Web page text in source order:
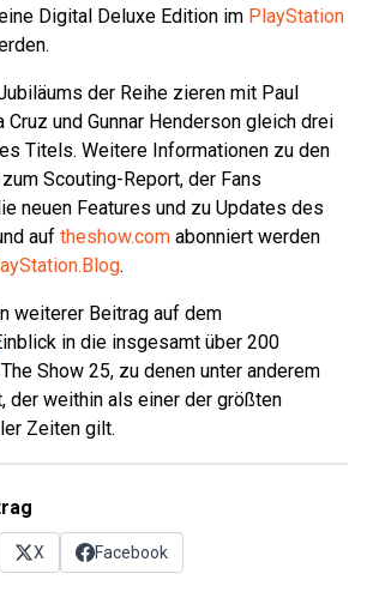
Digital Deluxe Edition im PlayStation
der Reihe zieren mit Paul
Cruz und Gunnar Henderson gleich drei
Titels. Weitere Informationen zu den
Scouting-Report, der Fans
neuen Features und zu Updates des
auf theshow.com abonniert werden
. ​ ​
weiterer Beitrag auf dem
in die insgesamt über 200
Show 25, zu denen unter anderem
der weithin als einer der größten
Zeiten gilt.
X Facebook